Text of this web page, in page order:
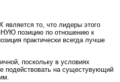
то, что лидеры этого
позицию по отношению к
практически всегда лучше
поскольку в условиях
подействовать на сущестувующий